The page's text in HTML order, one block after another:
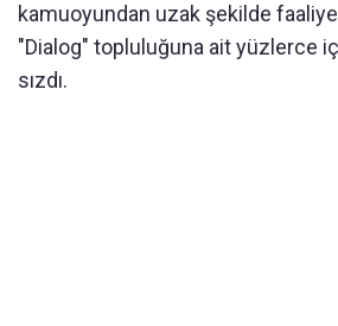
kamuoyundan uzak şekilde
"Dialog" topluluğuna ait yüzlerce
sızdı.